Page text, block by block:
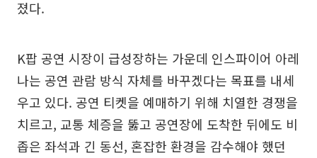
졌다.
K팝 공연 시장이 급성장하는 가운데 인스파이어 아레
나는 공연 관람 방식 자체를 바꾸겠다는 목표를 내세
우고 있다. 공연 티켓을 예매하기 위해 치열한 경쟁을
치르고, 교통 체증을 뚫고 공연장에 도착한 뒤에도 비
좁은 좌석과 긴 동선, 혼잡한 환경을 감수해야 했던